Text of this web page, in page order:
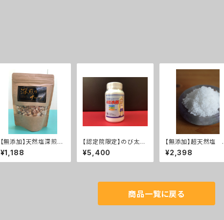
【無添加】天然塩深煎り
ナッツ 酒の摘みに！
¥1,188
【認定院限定】のび太
郎 1ヶ月1日180円
¥5,400
【無添加】超天然塩
大 血圧が高いと言わ
れている方へ
¥2,398
商品一覧に戻る